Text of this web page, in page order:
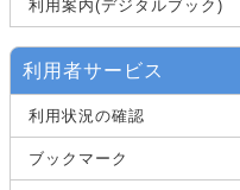
利用案内(デジタルブック)
利用者サービス
利用状況の確認
ブックマーク